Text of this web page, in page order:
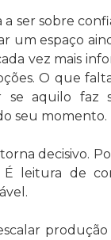
ser sobre
um espaço
vez mais
O que
se aquilo faz
seu momento.
decisivo.
leitura de